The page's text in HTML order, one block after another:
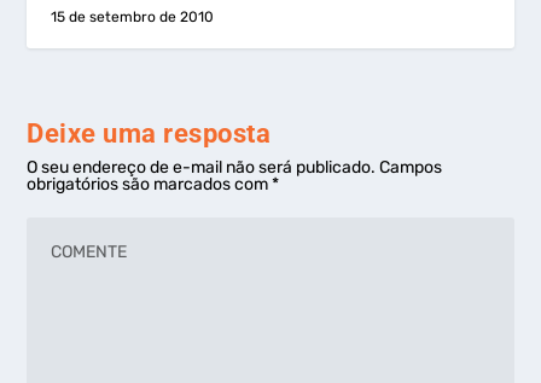
15 de setembro de 2010
Deixe uma resposta
O seu endereço de e-mail não será publicado. Campos
obrigatórios são marcados com*